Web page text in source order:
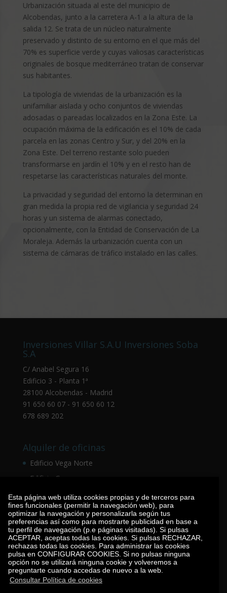
Esta página web utiliza cookies propias y de terceros para
fines funcionales (permitir la navegación web), para
optimizar la navegación y personalizarla según tus
preferencias así como para mostrarte publicidad en base a
tu perfil de navegación (p.e páginas visitadas). Si pulsas
ACEPTAR, aceptas todas las cookies. Si pulsas RECHAZAR,
rechazas todas las cookies. Para administrar las cookies
pulsa en CONFIGURAR COOKIES. Si no pulsas ninguna
opción no se utilizará ninguna cookie y volveremos a
preguntarte cuando accedas de nuevo a la web.
Consultar Política de cookies
Urbanización situada al este del municipio de
Alcobendas, junto a la carretera A-1 a la altura de la
salida 12. Se trata de un núcleo naturalmente
preservado y distinto de su entorno en el que más del
70% es superficie verde y cuyas valiosas características
originales de bosque mediterráneo tratan de conservar
sus habitantes.
La tipología de viviendas de la urbanización es la
unifamiliar aislada y ocho conjuntos de viviendas
adosadas o pareadas localizados en la Zona Este. La
ocupación máxima de la edificación es el 10% de cada
parcela en las zonas Centro y Sur, y del 20% en la
Zona Este. Del terreno restante solo pueden
transformarse en jardín el 10% y en el resto han de
respetarse las características naturales del monte.
La privacidad y seguridad del entorno la determinan en
gran medida la propia red de vigilancia y seguridad 24
horas y un sistema de alarmas conectado,
opcionalmente, con la Entidad de Conservación de La
Moraleja. Además la urbanización cuenta con un
sistema de cámaras de tráfico instalado en las calles.
Inversiones Villar S.A.U Inversiones Soba
S.A
C/ Anabel Segura 16
Edificio 3 - Planta 1ª
28100 Alcobendas - Madrid
91 650 60 07 - 91 650 60 12
678 689 202
Alquiler de oficinas
Edificio Vega Norte
Edificio Gosa
Edificio Villar
Alquiler de chalets
Los Altos de la Moraleja
Alquiler de locales